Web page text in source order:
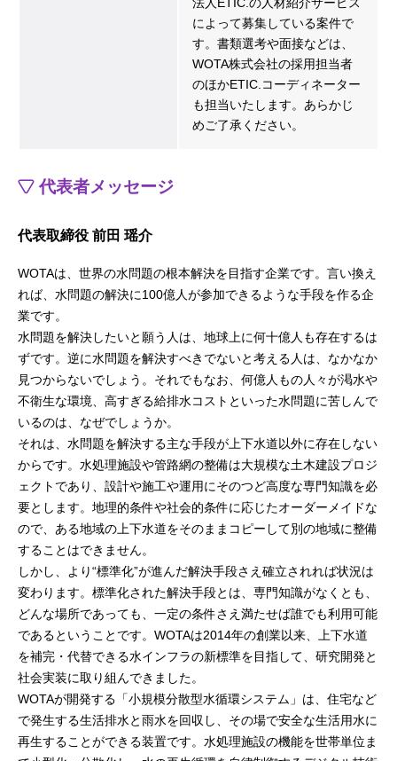
によって募集している案件で
す。書類選考や面接などは、
WOTA株式会社の採用担当者
のほかETIC.コーディネーター
も担当いたします。あらかじ
めご了承ください。
代表者メッセージ
代表取締役 前田 瑶介
WOTAは、世界の水問題の根本解決を目指す企業です。言い換え
れば、水問題の解決に100億人が参加できるような手段を作る企
業です。
水問題を解決したいと願う人は、地球上に何十億人も存在するは
ずです。逆に水問題を解決すべきでないと考える人は、なかなか
見つからないでしょう。それでもなお、何億人もの人々が渇水や
不衛生な環境、高すぎる給排水コストといった水問題に苦しんで
いるのは、なぜでしょうか。
それは、水問題を解決する主な手段が上下水道以外に存在しない
からです。水処理施設や管路網の整備は大規模な土木建設プロジ
ェクトであり、設計や施工や運用にそのつど高度な専門知識を必
要とします。地理的条件や社会的条件に応じたオーダーメイドな
ので、ある地域の上下水道をそのままコピーして別の地域に整備
することはできません。
しかし、より“標準化”が進んだ解決手段さえ確立されれば状況は
変わります。標準化された解決手段とは、専門知識がなくとも、
どんな場所であっても、一定の条件さえ満たせば誰でも利用可能
であるということです。WOTAは2014年の創業以来、上下水道
を補完・代替できる水インフラの新標準を目指して、研究開発と
社会実装に取り組んできました。
WOTAが開発する「小規模分散型水循環システム」は、住宅など
で発生する生活排水と雨水を回収し、その場で安全な生活用水に
再生することができる装置です。水処理施設の機能を世帯単位ま